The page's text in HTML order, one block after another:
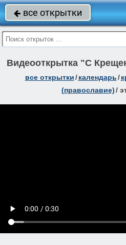
 все открытки
Видеооткрытка "С
все открытки/ календарь/
(православие)/